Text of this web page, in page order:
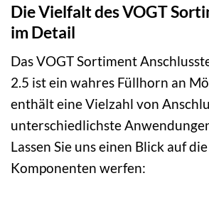
Die Vielfalt des VOGT
im Detail
Das VOGT Sortiment
2.5 ist ein wahres Füllhorn an
enthält eine Vielzahl von
unterschiedlichste
Lassen Sie uns einen Blick auf
Komponenten werfen: